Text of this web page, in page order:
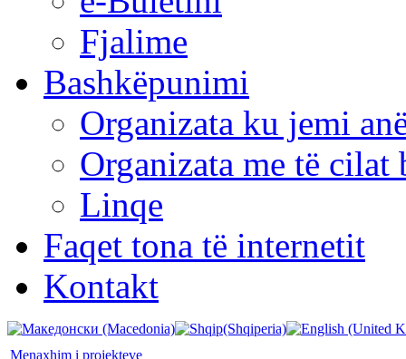
Fjalime
Bashkëpunimi
Organizata ku jemi
Organizata me të cilat
Linqe
Faqet tona të internetit
Kontakt
Menaxhim i projekteve